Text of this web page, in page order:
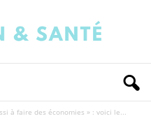
à faire des économies » : voici le...